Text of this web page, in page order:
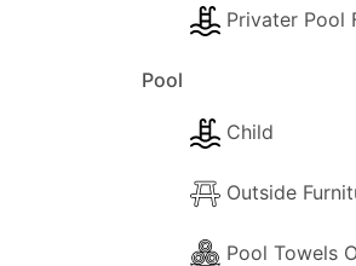
Privater Pool
Pool
Child
Outside
Pool Towels